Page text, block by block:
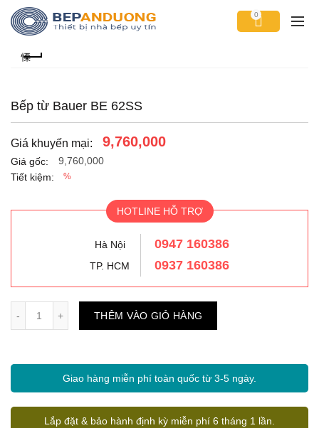
0
Bếp từ Bauer BE 62SS
Giá khuyến mại: 9,760,000
Giá gốc:
9,760,000
Tiết kiệm:
%
HOTLINE HỖ TRỢ
Hà Nội 0947 160386
TP. HCM 0937 160386
THÊM VÀO GIỎ HÀNG
Giao hàng miễn phí toàn quốc từ 3-5 ngày.
Lắp đặt & bảo hành định kỳ miễn phí 6 tháng 1 lần.